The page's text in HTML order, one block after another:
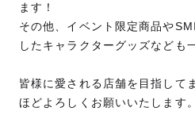
ます！
その他、イベント限定商品や
したキャラクターグッズなども
皆様に愛される店舗を目指して
ほどよろしくお願いいたします。